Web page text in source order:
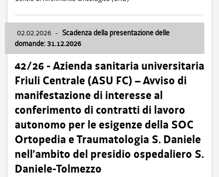
02.02.2026 - Scadenza della presentazione delle
domande: 31.12.2026
42/26 - Azienda sanitaria universitaria
Friuli Centrale (ASU FC) – Avviso di
manifestazione di interesse al
conferimento di contratti di lavoro
autonomo per le esigenze della SOC
Ortopedia e Traumatologia S. Daniele
nell’ambito del presidio ospedaliero S.
Daniele-Tolmezzo